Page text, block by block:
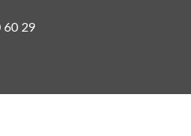
60 29